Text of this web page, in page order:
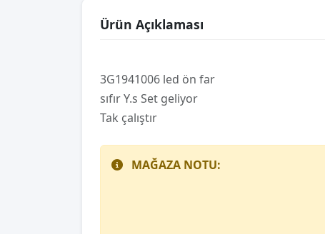
Ürün Açıklaması
3G1941006 led ön far
sıfır Y.s Set geliyor
Tak çalıştır
MAĞAZA NOTU: